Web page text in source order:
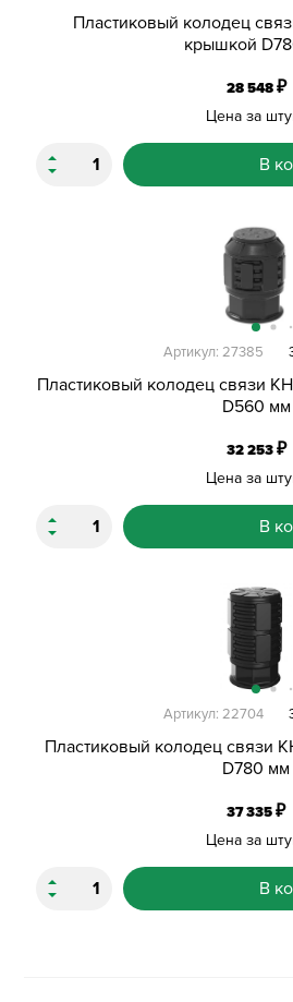
Пластиковый колодец
крышкой
28 548₽
Цена за
В
Пластиковый колодец связи
D560 мм
Артикул: 27385
32 253₽
Цена за
В
Пластиковый колодец связи
D780 мм
Артикул: 22704
37 335₽
Цена за
В